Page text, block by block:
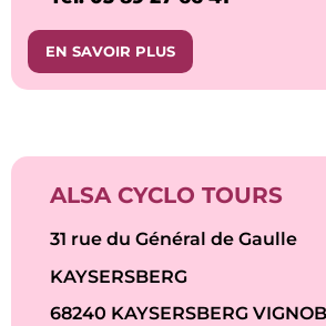
EN SAVOIR PLUS
ALSA CYCLO TOURS
31 rue du Général de Gaulle
KAYSERSBERG
68240 KAYSERSBERG